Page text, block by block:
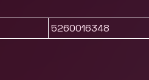
5260016348